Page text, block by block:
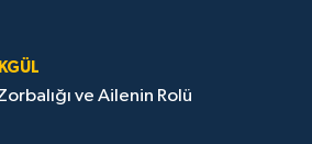
ve Ailenin Rolü